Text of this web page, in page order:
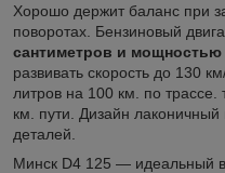
Хорошо держит баланс при
поворотах. Бензиновый
сантиметров и
развивать скорость до 130
литров на 100 км. по трассе.
км. пути. Дизайн
деталей.
Минск D4 125 — идеальный